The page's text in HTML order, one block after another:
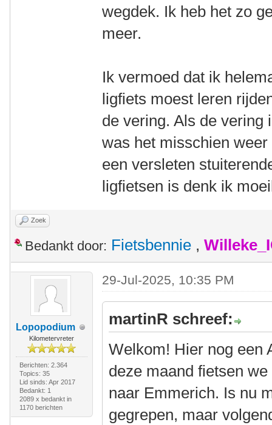
wegdek. Ik heb het zo
meer.
Ik vermoed dat ik
ligfiets moest leren
de vering. Als de vering
was het misschien
een versleten
ligfietsen is denk ik
Zoek
Bedankt door: Fietsbennie ,
Lopopodium
Kilometervreter
Berichten: 2.364
Topics: 35
Lid sinds: Apr 2017
Bedankt: 1
2089 x bedankt in
1170 berichten
29-Jul-2025, 10:35 PM
martinR schreef:
Welkom! Hier nog een
deze maand fietsen
naar Emmerich. Is nu
gegrepen, maar